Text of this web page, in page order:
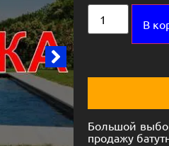
В
Большой
продажу